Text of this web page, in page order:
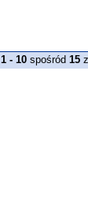
1 - 10 spośród 15